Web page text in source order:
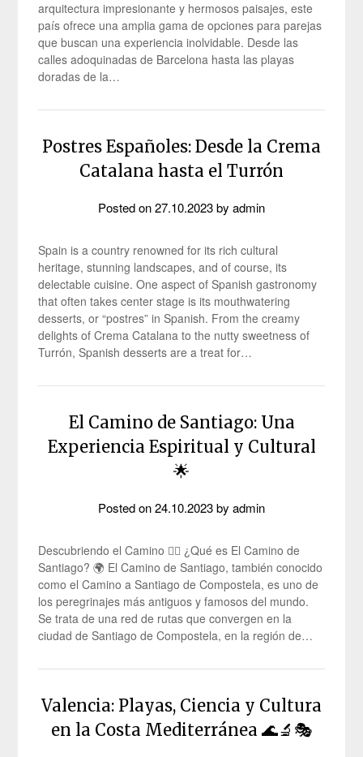
arquitectura impresionante y hermosos paisajes, este
país ofrece una amplia gama de opciones para parejas
que buscan una experiencia inolvidable. Desde las
calles adoquinadas de Barcelona hasta las playas
doradas de la…
Postres Españoles: Desde la Crema
Catalana hasta el Turrón
Posted on27.10.2023by admin
Spain is a country renowned for its rich cultural
heritage, stunning landscapes, and of course, its
delectable cuisine. One aspect of Spanish gastronomy
that often takes center stage is its mouthwatering
desserts, or “postres” in Spanish. From the creamy
delights of Crema Catalana to the nutty sweetness of
Turrón, Spanish desserts are a treat for…
El Camino de Santiago: Una
Experiencia Espiritual y Cultural
🌟
Posted on24.10.2023by admin
Descubriendo el Camino 🚶‍♂️ ¿Qué es El Camino de
Santiago? 🌍 El Camino de Santiago, también conocido
como el Camino a Santiago de Compostela, es uno de
los peregrinajes más antiguos y famosos del mundo.
Se trata de una red de rutas que convergen en la
ciudad de Santiago de Compostela, en la región de…
Valencia: Playas, Ciencia y Cultura
en la Costa Mediterránea 🌊🔬🎭